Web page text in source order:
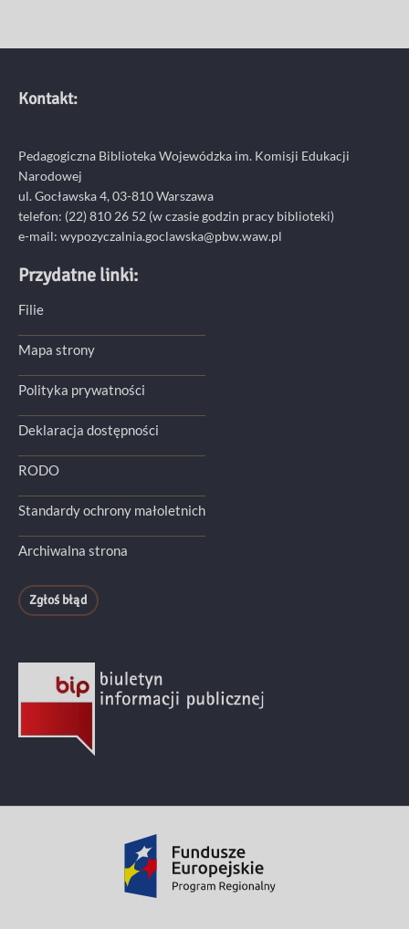
Kontakt:
Pedagogiczna Biblioteka Wojewódzka im. Komisji Edukacji
Narodowej
ul. Gocławska 4, 03-810 Warszawa
telefon: (22) 810 26 52 (w czasie godzin pracy biblioteki)
e-mail: wypozyczalnia.goclawska@pbw.waw.pl
Przydatne linki:
Filie
Mapa strony
Polityka prywatności
Deklaracja dostępności
RODO
Standardy ochrony małoletnich
Archiwalna strona
Zgłoś błąd